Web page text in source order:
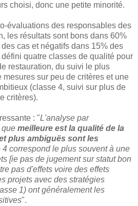
choisi, donc une petite minorité.
évaluations des responsables des
les résultats sont bons dans 60%
cas et négatifs dans 15% des
quatre classes de qualité pour
restauration, du suivi le plus
sur peu de critères et une
(classe 4, suivi sur plus de
critères).
: "L'analyse par
que meilleure est la qualité de la
plus ambiguës sont les
4 correspond le plus souvent à une
[ie pas de jugement sur statut bon
pas d'effets voire des effets
projets avec des stratégies
1) ont généralement les
".